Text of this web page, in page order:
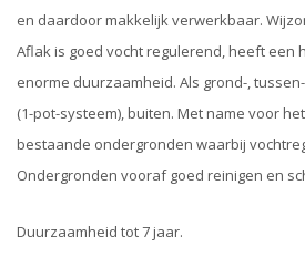
en daardoor makkelijk verwerkbaar.
Aflak is goed vocht regulerend, heeft een
enorme duurzaamheid. Als grond-,
(1-pot-systeem), buiten. Met name voor
bestaande ondergronden waarbij
Ondergronden vooraf goed reinigen en
Duurzaamheid tot 7 jaar.